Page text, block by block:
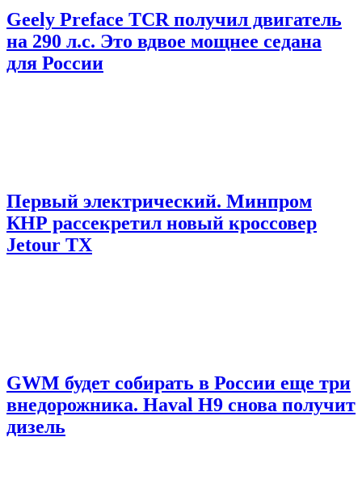
Geely Preface TCR получил двигатель
на 290 л.с. Это вдвое мощнее седана
для России
Первый электрический. Минпром
КНР рассекретил новый кроссовер
Jetour TX
GWM будет собирать в России еще три
внедорожника. Haval H9 снова получит
дизель